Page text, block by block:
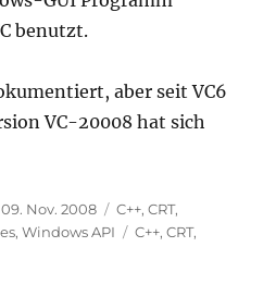
benutzt.
aber seit VC6
VC-20008 hat sich
09. Nov. 2008 Kategorien
C++,CRT,
,Windows API Schlagwörter
C++,CRT,